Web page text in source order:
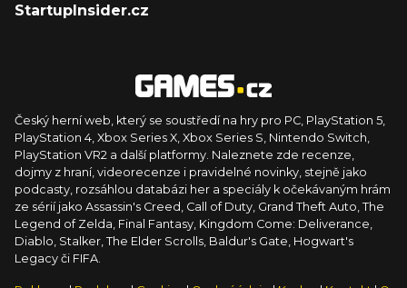
StartupInsider.cz
Český herní web, který se soustředí na hry pro PC, PlayStation 5,
PlayStation 4, Xbox Series X, Xbox Series S, Nintendo Switch,
PlayStation VR2 a další platformy. Naleznete zde recenze,
dojmy z hraní, videorecenze i pravidelné novinky, stejně jako
podcasty, rozsáhlou databázi her a speciály k očekávaným hrám
ze sérií jako Assassin's Creed, Call of Duty, Grand Theft Auto, The
Legend of Zelda, Final Fantasy, Kingdom Come: Deliverance,
Diablo, Stalker, The Elder Scrolls, Baldur's Gate, Hogwart's
Legacy či FIFA.